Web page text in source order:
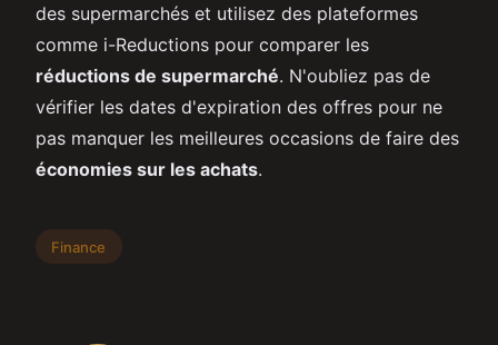
des supermarchés et utilisez des plateformes
comme i-Reductions pour comparer les
réductions de supermarché. N'oubliez pas de
vérifier les dates d'expiration des offres pour ne
pas manquer les meilleures occasions de faire des
économies sur les achats.
Finance